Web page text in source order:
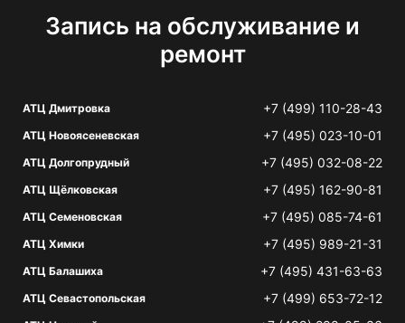
Запись на обслуживание и
ремонт
АТЦ Дмитровка +7 (499) 110-28-43
АТЦ Новоясеневская +7 (495) 023-10-01
АТЦ Долгопрудный +7 (495) 032-08-22
АТЦ Щёлковская +7 (495) 162-90-81
АТЦ Семеновская +7 (495) 085-74-61
АТЦ Химки +7 (495) 989-21-31
АТЦ Балашиха +7 (495) 431-63-63
АТЦ Севастопольская +7 (499) 653-72-12